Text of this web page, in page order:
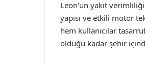
Leon’un yakıt
yapısı ve etkili motor
hem kullanıcılar
olduğu kadar şehir